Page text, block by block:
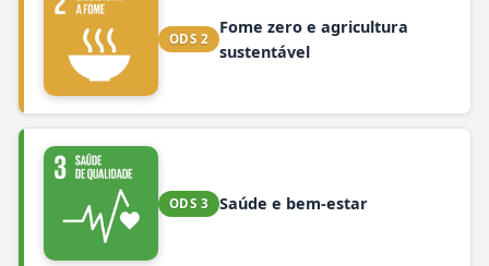
ODS 2
Fome zero e agricultura
sustentável
ODS 3 Saúde e bem-estar